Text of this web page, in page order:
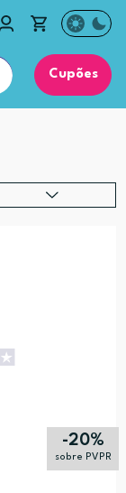
Cupões
-20%
sobre PVPR